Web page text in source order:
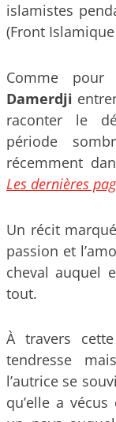
islamistes
(Front
Comme
Damerdji
raconter le
période
récemment
Les dernières
Un récit
passion et
cheval auquel
tout.
À travers
tendresse
l’autrice se
qu’elle a